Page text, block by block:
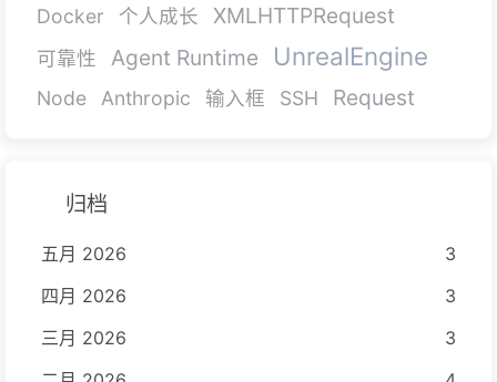
Docker
个人成长 XMLHTTPRequest
可靠性 Agent Runtime UnrealEngine
Node Anthropic 输入框 SSH Request
归档
五月 2026
3
四月 2026
3
三月 2026
3